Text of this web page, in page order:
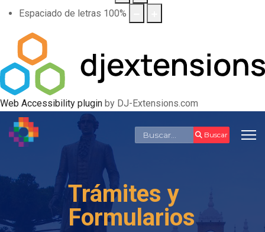
Espaciado de letras 100%
Web Accessibility plugin by DJ-Extensions.com
Buscar Buscar
Trámites y
Formularios